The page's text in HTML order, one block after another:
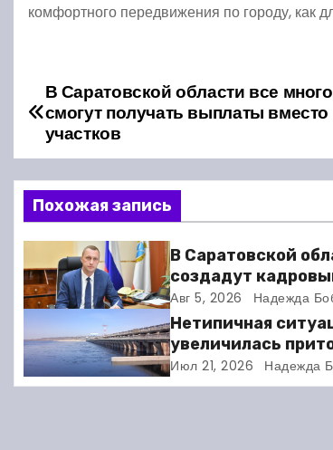
комфортного передвижения по городу, как
Н
в
и
г
а
ц
и
В Саратовской области все
смогут получать выплаты
участков
Похожая запись
В Саратовской
создадут
участников СВО
Авг 5, 2026 Надежда
Нетипичная
увеличилась
воды, для ГЭС
новый режим
Июл 21, 2026 Надежда